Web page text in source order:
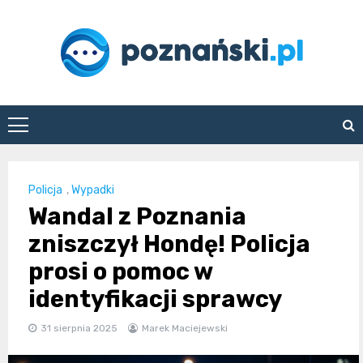
poznanski.pl
Policja ,Wypadki
Wandal z Poznania
zniszczył Hondę! Policja
prosi o pomoc w
identyfikacji sprawcy
31 sierpnia 2025 Marek Maciejewski